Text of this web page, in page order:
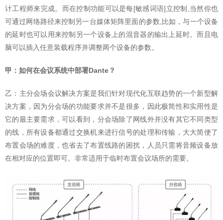
计工程师来完成。而在控制功能可以是每[敏感词语]立控制,当然你也
可通过网络路径来控制另一台媒体矩阵里面的参数,比如，与一个设备
的延时也可以用来控制另一个设备上的混音器的输出上延时。而且电
脑可以插入任意装载程序并调整两个设备的参数。
甲：如何在会议系统中部署Dante？
乙：主分会场会议解决方案是我们针对现代化互联趋势的一个新型解
决方案，因为分会场的功能要求并不是很多，因此极简性和实用性是
它的最主要需求，可以看到，分会场除了网线外并没有其它不同类型
的线，所有设备都通过交换机来进行信号的处理和传输，大大简便了
布置会场的难度，也省去了布置线路的困扰，人员只需将音频设备放
在相对应的位置即可。非常适用于临时布置会议场所的需要。